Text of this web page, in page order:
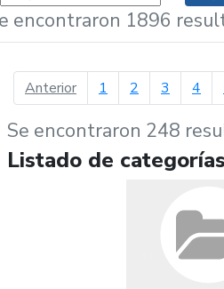
encontraron 1896
Anteriorpágina anterior
1 2 3 4
Se encontraron 248
Listado de categorías